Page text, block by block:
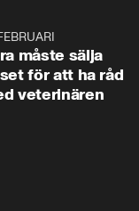
måste sälja
för att ha råd
veterinären